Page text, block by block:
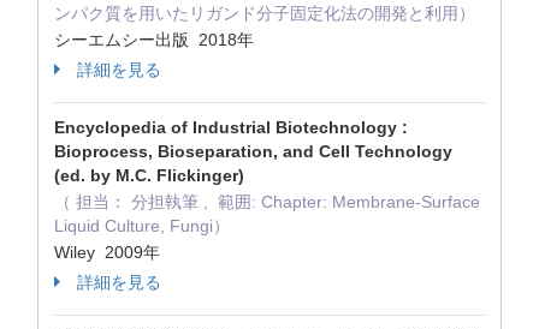
ンパク質を用いたリガンド分子固定化法の開発と利用）
シーエムシー出版 2018年
詳細を見る
Encyclopedia of Industrial Biotechnology :
Bioprocess, Bioseparation, and Cell Technology
(ed. by M.C. Flickinger)
（ 担当： 分担執筆 , 範囲: Chapter: Membrane-Surface
Liquid Culture, Fungi）
Wiley 2009年
詳細を見る